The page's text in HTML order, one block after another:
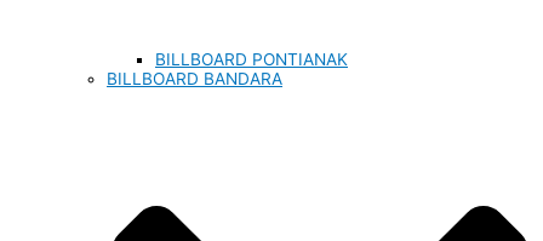
BILLBOARD PONTIANAK
BILLBOARD BANDARA